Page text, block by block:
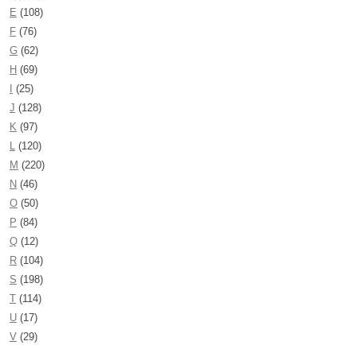
E (108)
F (76)
G (62)
H (69)
(25)
J (128)
K (97)
L (120)
M (220)
N (46)
O (50)
P (84)
Q (12)
R (104)
S (198)
T (114)
U (17)
V (29)